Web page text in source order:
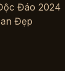
₫.
Đáo 2024
Đẹp